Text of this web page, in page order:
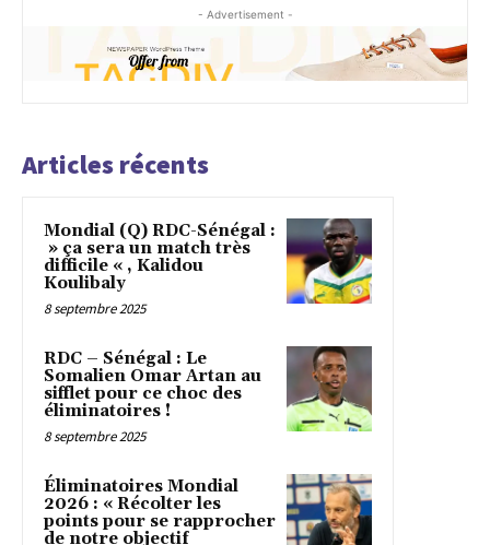
- Advertisement -
Articles récents
Mondial (Q) RDC-Sénégal :
» ça sera un match très
difficile « , Kalidou
Koulibaly
8 septembre 2025
RDC – Sénégal : Le
Somalien Omar Artan au
sifflet pour ce choc des
éliminatoires !
8 septembre 2025
Éliminatoires Mondial
2026 : « Récolter les
points pour se rapprocher
de notre objectif